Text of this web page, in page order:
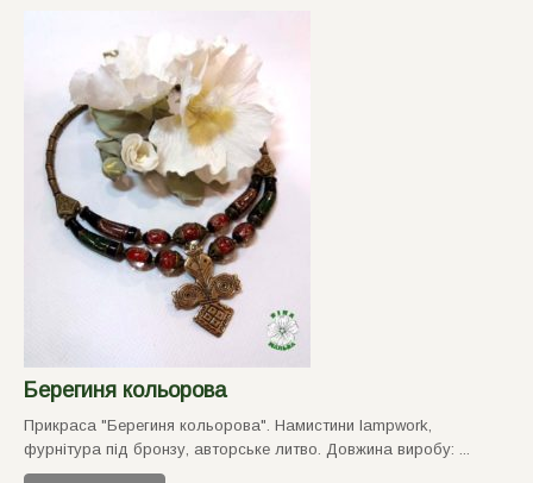
Берегиня кольорова
Прикраса "Берегиня кольорова". Намистини lampwork,
фурнiтура пiд бронзу, авторське литво. Довжина виробу: ...